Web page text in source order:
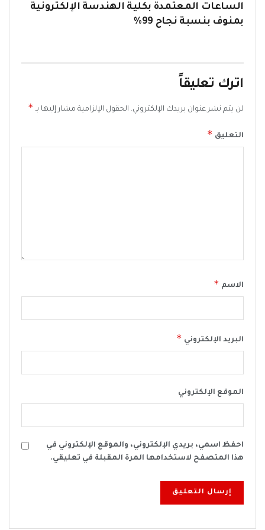
الساعات المعتمدة بكلية الهندسة الإلكترونية
بمنوف بنسبة نجاح 99%
اترك تعليقاً
لن يتم نشر عنوان بريدك الإلكتروني. الحقول الإلزامية مشار إليها بـ *
التعليق *
الاسم *
البريد الإلكتروني *
الموقع الإلكتروني
احفظ اسمي، بريدي الإلكتروني، والموقع الإلكتروني في
هذا المتصفح لاستخدامها المرة المقبلة في تعليقي.